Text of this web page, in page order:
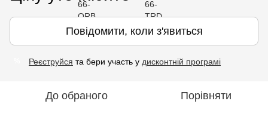
Повідомити, коли з'явиться
Реєструйся та бери участь у дисконтній програмі
До обраного Порівняти